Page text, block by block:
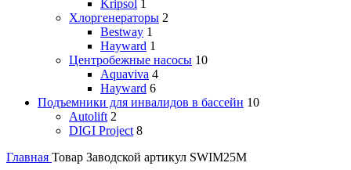
Kripsol 1
Хлоргенераторы 2
Bestway 1
Hayward 1
Центробежные насосы 10
Aquaviva 4
Hayward 6
Подъемники для инвалидов в бассейн 10
Autolift 2
DIGI Project 8
Главная Товар Заводской артикул SWIM25M